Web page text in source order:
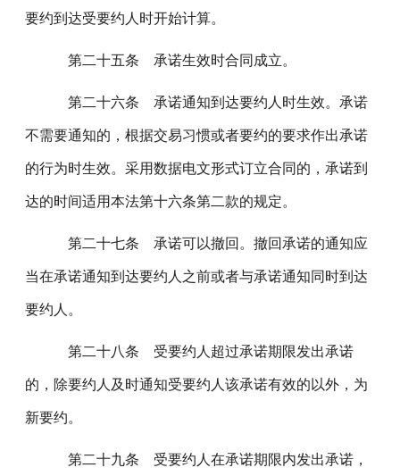
要约到达受要约人时开始计算。
第二十五条 承诺生效时合同成立。
第二十六条 承诺通知到达要约人时生效。承诺
不需要通知的，根据交易习惯或者要约的要求作出承诺
的行为时生效。采用数据电文形式订立合同的，承诺到
达的时间适用本法第十六条第二款的规定。
第二十七条 承诺可以撤回。撤回承诺的通知应
当在承诺通知到达要约人之前或者与承诺通知同时到达
要约人。
第二十八条 受要约人超过承诺期限发出承诺
的，除要约人及时通知受要约人该承诺有效的以外，为
新要约。
第二十九条 受要约人在承诺期限内发出承诺，